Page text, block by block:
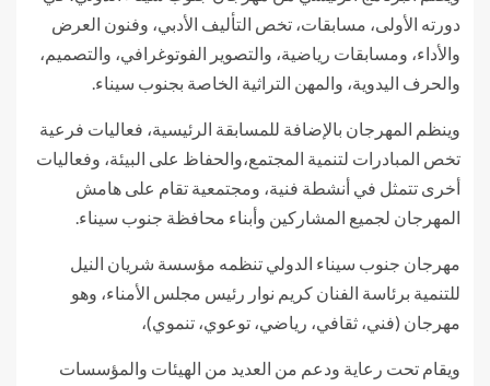
دورته الأولى، مسابقات، تخص التأليف الأدبي، وفنون العرض
والأداء، ومسابقات رياضية، والتصوير الفوتوغرافي، والتصميم،
والحرف اليدوية، والمهن التراثية الخاصة بجنوب سيناء.
وينظم المهرجان بالإضافة للمسابقة الرئيسية، فعاليات فرعية
تخص المبادرات لتنمية المجتمع،والحفاظ على البيئة، وفعاليات
أخرى تتمثل في أنشطة فنية، ومجتمعية تقام على هامش
المهرجان لجميع المشاركين وأبناء محافظة جنوب سيناء.
مهرجان جنوب سيناء الدولي تنظمه مؤسسة شريان النيل
للتنمية برئاسة الفنان كريم نوار رئيس مجلس الأمناء، وهو
مهرجان (فني، ثقافي، رياضي، توعوي، تنموي)،
ويقام تحت رعاية ودعم من العديد من الهيئات والمؤسسات